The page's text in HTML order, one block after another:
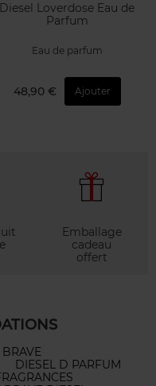
Diesel Loverdose Eau de
Parfum
Eau de parfum
48,90 € Ajouter
Emballage
cadeau
offert
DIESEL D PARFUM